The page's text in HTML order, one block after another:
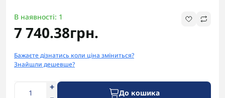
В наявності: 1
7 740.38грн.
Бажаєте дізнатись коли ціна зміниться?
Знайшли дешевше?
До кошика